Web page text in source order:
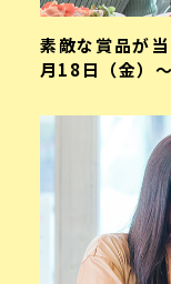
素敵な賞品が
月18日（金）